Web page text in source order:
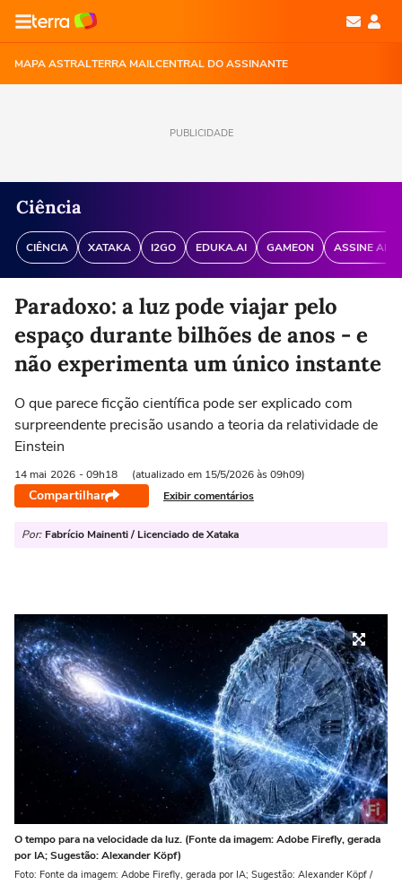
MAPA ASTRALTERRA MAILCENTRAL DO ASSINANTE
PUBLICIDADE
Ciência
CIÊNCIA XATAKA I2GO EDUKA.AI GAMEON ASSINE
Paradoxo: a luz pode viajar pelo
espaço durante bilhões de anos - e
não experimenta um único instante
O que parece ficção científica pode ser explicado com
surpreendente precisão usando a teoria da relatividade de
Einstein
14 mai 2026 - 09h18 (atualizado em 15/5/2026 às 09h09)
Compartilhar Exibir comentários
Por: Fabrício Mainenti / Licenciado de Xataka
O tempo para na velocidade da luz. (Fonte da imagem: Adobe Firefly, gerada
por IA; Sugestão: Alexander Köpf)
Foto: Fonte da imagem: Adobe Firefly, gerada por IA; Sugestão: Alexander Köpf /